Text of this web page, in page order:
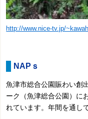
http://www.nice-tv.jp/
NAPｓ
魚津市総合公園賑わい創
ーク（魚津総合公園）に
れています。年間を通し